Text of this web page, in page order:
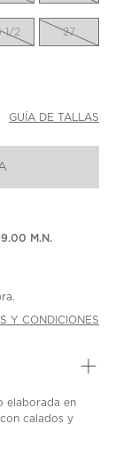
1/2 27
GUÍA DE TALLAS
M.N.
Y CONDICIONES
elaborada en
calados y